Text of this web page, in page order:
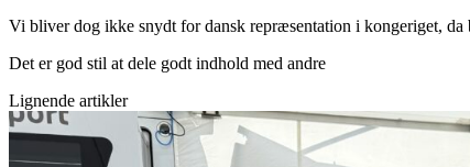
Vi bliver dog ikke snydt for dansk repræsentation i kongeriget,
Det er god stil at dele godt indhold med andre
Lignende artikler